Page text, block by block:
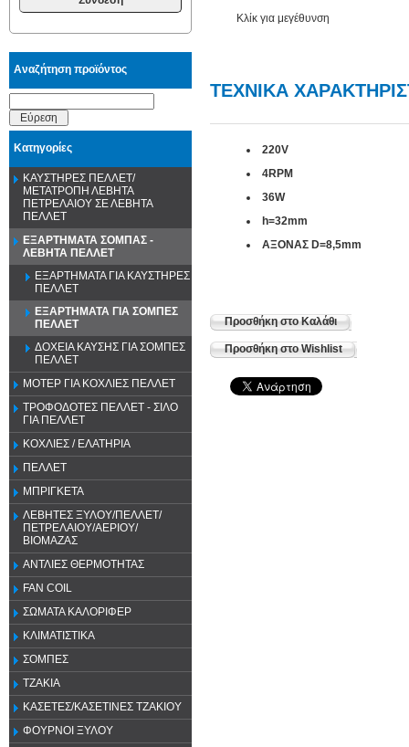
Αναζήτηση προϊόντος
Εύρεση
Κατηγορίες
ΚΑΥΣΤΗΡΕΣ ΠΕΛΛΕΤ/
ΜΕΤΑΤΡΟΠΗ ΛΕΒΗΤΑ
ΠΕΤΡΕΛΑΙΟΥ ΣΕ ΛΕΒΗΤΑ
ΠΕΛΛΕΤ
ΕΞΑΡΤΗΜΑΤΑ ΣΟΜΠΑΣ -
ΛΕΒΗΤΑ ΠΕΛΛΕΤ
ΕΞΑΡΤΗΜΑΤΑ ΓΙΑ ΚΑΥΣΤΗΡΕΣ
ΠΕΛΛΕΤ
ΕΞΑΡΤΗΜΑΤΑ ΓΙΑ ΣΟΜΠΕΣ
ΠΕΛΛΕΤ
ΔΟΧΕΙΑ ΚΑΥΣΗΣ ΓΙΑ ΣΟΜΠΕΣ
ΠΕΛΛΕΤ
ΜΟΤΕΡ ΓΙΑ ΚΟΧΛΙΕΣ ΠΕΛΛΕΤ
ΤΡΟΦΟΔΟΤΕΣ ΠΕΛΛΕΤ - ΣΙΛΟ
ΓΙΑ ΠΕΛΛΕΤ
ΚΟΧΛΙΕΣ / ΕΛΑΤΗΡΙΑ
ΠΕΛΛΕΤ
ΜΠΡΙΓΚΕΤΑ
ΛΕΒΗΤΕΣ ΞΥΛΟΥ/ΠΕΛΛΕΤ/
ΠΕΤΡΕΛΑΙΟΥ/ΑΕΡΙΟΥ/
ΒΙΟΜΑΖΑΣ
ΑΝΤΛΙΕΣ ΘΕΡΜΟΤΗΤΑΣ
FAN COIL
ΣΩΜΑΤΑ ΚΑΛΟΡΙΦΕΡ
ΚΛΙΜΑΤΙΣΤΙΚΑ
ΣΟΜΠΕΣ
ΤΖΑΚΙΑ
ΚΑΣΕΤΕΣ/ΚΑΣΕΤΙΝΕΣ ΤΖΑΚΙΟΥ
ΦΟΥΡΝΟΙ ΞΥΛΟΥ
Κλίκ για μεγέθυνση
TΕΧΝΙΚΑ
220V
4RPM
36W
h=32mm
ΑΞΟΝΑΣ D=8,5mm
Προσθήκη στο Καλάθι
Προσθήκη στο Wishlist